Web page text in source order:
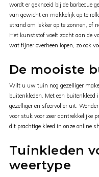
wordt er geknoeid bij de barbecue
van gewicht en makkelijk op te
strand om lekker op te zonnen, of
Het kunststof voelt zacht aan de
wat fijner overheen lopen, zo ook
De mooiste
Wilt u uw tuin nog gezelliger
buitenkleden. Met een
gezelliger en sfeervoller uit.
voor stuk voor zeer aantrekkelijke
dit prachtige kleed in onze online
Tuinkleden
weertype